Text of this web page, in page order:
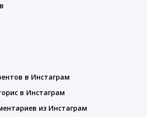
в Инстаграм
в Инстаграм
из Инстаграм